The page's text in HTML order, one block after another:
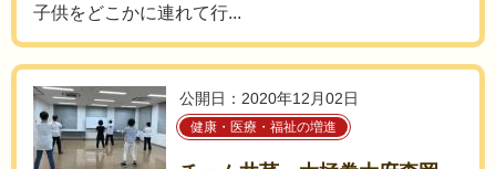
子供をどこかに連れて行...
公開日：2020年12月02日
健康・医療・福祉の増進